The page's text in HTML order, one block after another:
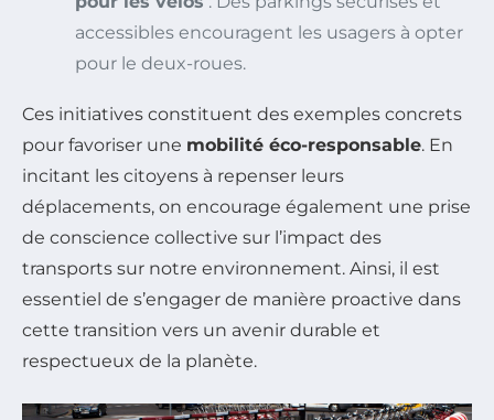
accessibles encouragent les usagers à opter
pour le deux-roues.
Ces initiatives constituent des exemples concrets
pour favoriser une mobilité éco-responsable. En
incitant les citoyens à repenser leurs
déplacements, on encourage également une prise
de conscience collective sur l’impact des
transports sur notre environnement. Ainsi, il est
essentiel de s’engager de manière proactive dans
cette transition vers un avenir durable et
respectueux de la planète.